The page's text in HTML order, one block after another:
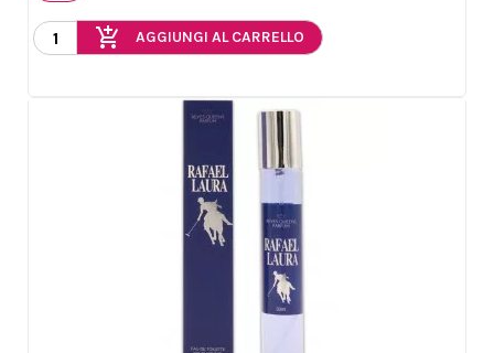
add_shopping_cart AGGIUNGI AL CARRELLO